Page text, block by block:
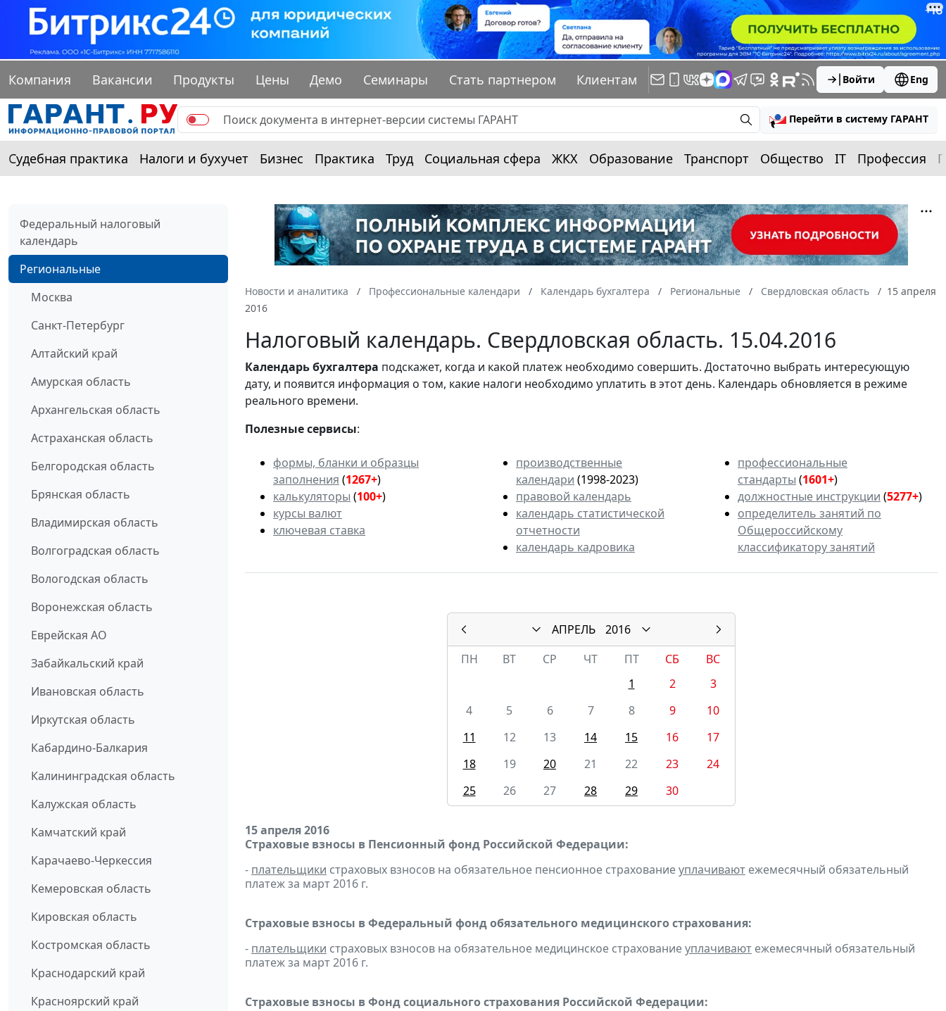
Компания Вакансии Продукты Цены Демо Семинары Стать партнером Клиентам Войти Eng
Перейти в систему ГАРАНТ
Судебная практика Налоги и бухучет Бизнес Практика Труд Социальная сфера ЖКХ Образование Транспорт Общество IT Профессия
Федеральный налоговый
календарь
Региональные
Москва
Санкт-Петербург
Алтайский край
Амурская область
Архангельская область
Астраханская область
Белгородская область
Брянская область
Владимирская область
Волгоградская область
Вологодская область
Воронежская область
Еврейская АО
Забайкальский край
Ивановская область
Иркутская область
Кабардино-Балкария
Калининградская область
Калужская область
Камчатский край
Карачаево-Черкессия
Кемеровская область
Кировская область
Костромская область
Краснодарский край
Красноярский край
Новости и аналитика Профессиональные календари Календарь бухгалтера Региональные Свердловская область
15 апреля
2016
Налоговый календарь. Свердловская область. 15.04.2016
Календарьбухгалтера подскажет, когда и какой платеж необходимо совершить. Достаточно выбрать интересующую
дату, и появится информация о том, какие налоги необходимо уплатить в этот день. Календарь обновляется в режиме
реального времени.
Полезные сервисы:
формы, бланки и образцы
заполнения (1267+)
калькуляторы (100+)
курсы валют
ключевая ставка
производственные
календари (1998-2023)
правовой календарь
календарь статистической
отчетности
календарь кадровика
профессиональные
стандарты (1601+)
должностные инструкции (5277+)
определитель занятий по
Общероссийскому
классификатору занятий
АПРЕЛЬ
2016
ПН
ВТ СР ЧТ ПТ СБ
ВС
1
2
3
4
5 6 7 8 9
10
11
12 13 14 15 16
17
18
19 20 21 22 23
24
25
26 27 28 29 30
15 апреля 2016
Страховые взносы в Пенсионный фонд Российской Федерации:
- плательщики страховых взносов на обязательное пенсионное страхованиеуплачивают ежемесячный обязательный
платеж за март 2016 г.
Страховые взносы в Федеральный фонд обязательного медицинского страхования:
- плательщики страховых взносов на обязательное медицинское страхованиеуплачивают ежемесячный обязательный
платеж за март 2016 г.
Страховые взносы в Фонд социального страхования Российской Федерации: